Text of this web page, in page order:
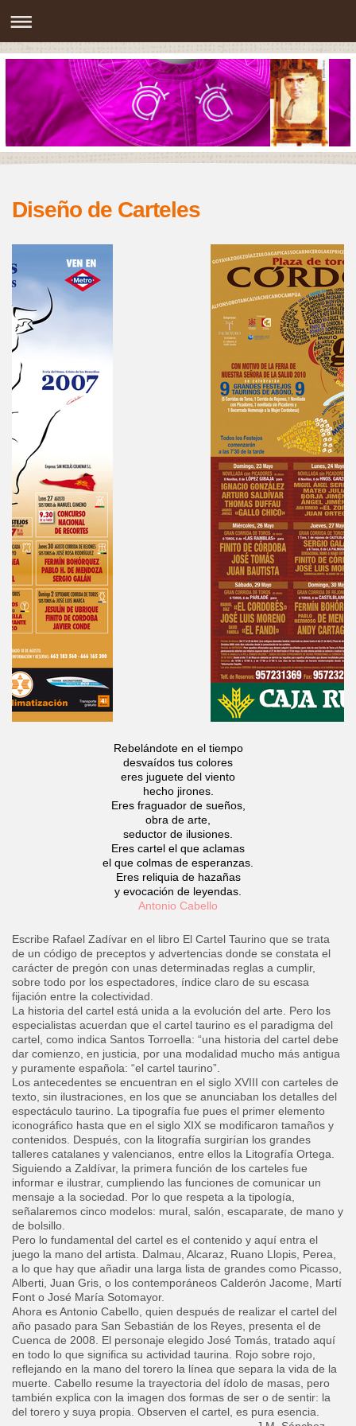
Diseño de Carteles
Rebelándote en el tiempo
desvaídos tus colores
eres juguete del viento
hecho jirones.
Eres fraguador de sueños,
obra de arte,
seductor de ilusiones.
Eres cartel el que aclamas
el que colmas de esperanzas.
Eres reliquia de hazañas
y evocación de leyendas.
Antonio Cabello
Escribe Rafael Zadívar en el libro El Cartel Taurino que se trata
de un código de preceptos y advertencias donde se constata el
carácter de pregón con unas determinadas reglas a cumplir,
sobre todo por los espectadores, índice claro de su escasa
fijación entre la colectividad.
La historia del cartel está unida a la evolución del arte. Pero los
especialistas acuerdan que el cartel taurino es el paradigma del
cartel, como indica Santos Torroella: “una historia del cartel debe
dar comienzo, en justicia, por una modalidad mucho más antigua
y puramente española: “el cartel taurino”.
Los antecedentes se encuentran en el siglo XVIII con carteles de
texto, sin ilustraciones, en los que se anunciaban los detalles del
espectáculo taurino. La tipografía fue pues el primer elemento
iconográfico hasta que en el siglo XIX se modificaron tamaños y
contenidos. Después, con la litografía surgirían los grandes
talleres catalanes y valencianos, entre ellos la Litografía Ortega.
Siguiendo a Zaldívar, la primera función de los carteles fue
informar e ilustrar, cumpliendo las funciones de comunicar un
mensaje a la sociedad. Por lo que respeta a la tipología,
señalaremos cinco modelos: mural, salón, escaparate, de mano y
de bolsillo.
Pero lo fundamental del cartel es el contenido y aquí entra el
juego la mano del artista. Dalmau, Alcaraz, Ruano Llopis, Perea,
a lo que hay que añadir una larga lista de grandes como Picasso,
Alberti, Juan Gris, o los contemporáneos Calderón Jacome, Martí
Font o José María Sotomayor.
Ahora es Antonio Cabello, quien después de realizar el cartel del
año pasado para San Sebastián de los Reyes, presenta el de
Cuenca de 2008. El personaje elegido José Tomás, tratado aquí
en todo lo que significa su actividad taurina. Rojo sobre rojo,
reflejando en la mano del torero la línea que separa la vida de la
muerte. Cabello resume la trayectoria del ídolo de masas, pero
también explica con la imagen dos formas de ser o de sentir: la
del torero y suya propia. Observen el cartel, es pura esencia.